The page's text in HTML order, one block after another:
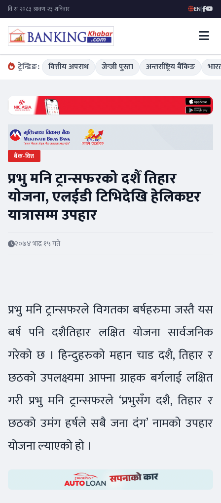
EN|
ट्रेन्डिङ: वित्तीय अपराध जेन्जी पुस्ता अन्तर्राष्ट्रिय बैंकिङ
बैंक-वित्त
प्रभु मनि ट्रान्सफरको दशैँ तिहार
योजना, एलईडी टिभिदेखि हेलिकप्टर
यात्रासम्म उपहार
२०७४ भाद्र १५ गते
प्रभु मनि ट्रान्सफरले विगतका बर्षहरुमा जस्तै यस
बर्ष पनि दशैतिहार लक्षित योजना सार्वजनिक
गरेको छ । हिन्दुहरुको महान चाड दशै, तिहार र
छठको उपलक्ष्यमा आफ्ना ग्राहक बर्गलाई लक्षित
गरी प्रभु मनि ट्रान्सफरले ‘प्रभुसँग दशै, तिहार र
छठको उमंग हर्षले सबै जना दंग’ नामको उपहार
योजना ल्याएको हो ।